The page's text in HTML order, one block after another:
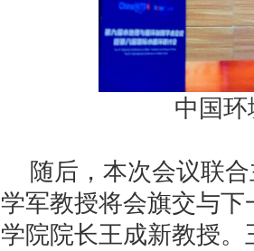
中国
随后，本次会议联
学军教授将会旗交与
学院院长王成新教授